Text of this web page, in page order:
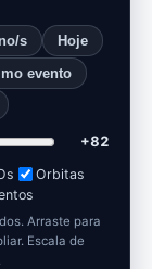
s Hoje
evento
+92
Orbitas
Arraste para
Escala de